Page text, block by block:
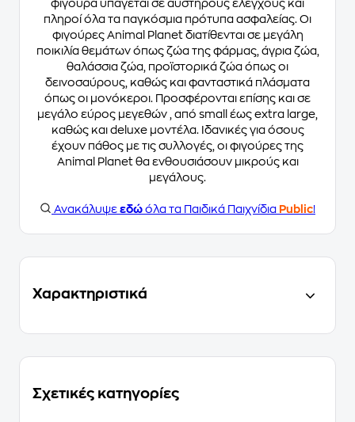
φιγούρα υπάγεται σε αυστηρούς ελέγχους και
πληροί όλα τα παγκόσμια πρότυπα ασφαλείας. Οι
φιγούρες Animal Planet διατίθενται σε μεγάλη
ποικιλία θεμάτων όπως ζώα της φάρμας, άγρια ζώα,
θαλάσσια ζώα, προϊστορικά ζώα όπως οι
δεινοσαύρους, καθώς και φανταστικά πλάσματα
όπως οι μονόκεροι. Προσφέρονται επίσης και σε
μεγάλο εύρος μεγεθών , από small έως extra large,
καθώς και deluxe μοντέλα. Ιδανικές για όσους
έχουν πάθος με τις συλλογές, οι φιγούρες της
Animal Planet θα ενθουσιάσουν μικρούς και
μεγάλους.
Ανακάλυψε εδώ όλα τα Παιδικά Παιχνίδια Public!
Χαρακτηριστικά
Σχετικές κατηγορίες